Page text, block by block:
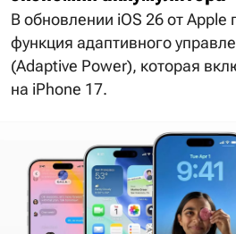
В обновлении iOS 26 от Apple
функция адаптивного
(Adaptive Power), которая
на iPhone 17.